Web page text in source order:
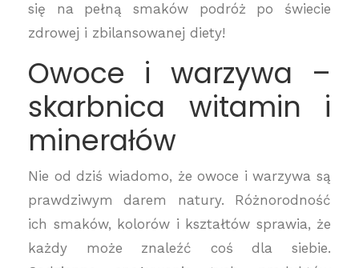
się na pełną smaków podróż po świecie
zdrowej i zbilansowanej diety!
Owoce i warzywa –
skarbnica witamin i
minerałów
Nie od dziś wiadomo, że owoce i warzywa są
prawdziwym darem natury. Różnorodność
ich smaków, kolorów i kształtów sprawia, że
każdy może znaleźć coś dla siebie.